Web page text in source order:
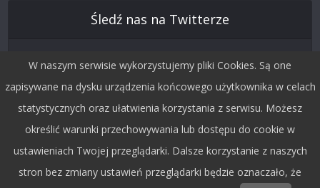
Śledź nas na Twitterze
W naszym serwisie wykorzystujemy pliki Cookies. Są one
zapisywane na dysku urządzenia końcowego użytkownika w celach
statystycznych oraz ułatwienia korzystania z serwisu. Możesz
określić warunki przechowywania lub dostępu do cookie w
ustawieniach Twojej przeglądarki. Dalsze korzystanie z naszych
stron bez zmiany ustawień przeglądarki będzie oznaczało, że